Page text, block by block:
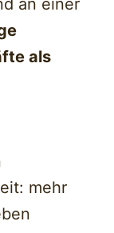
an einer
als
mehr